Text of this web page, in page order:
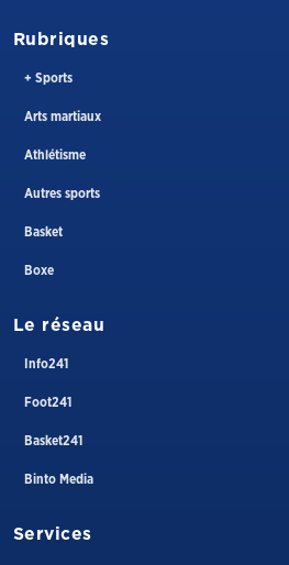
Rubriques
+ Sports
Arts martiaux
Athlétisme
Autres sports
Basket
Boxe
Le réseau
Info241
Foot241
Basket241
Binto Media
Services